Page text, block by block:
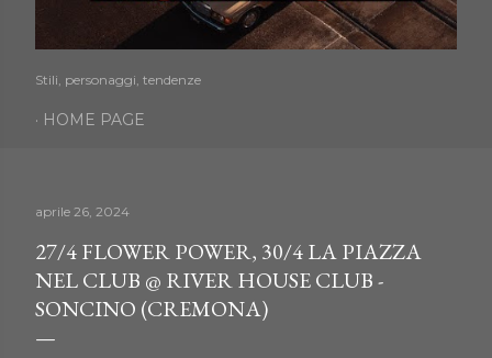
Stili, personaggi, tendenze
HOME PAGE
aprile 26, 2024
27/4 FLOWER POWER, 30/4 LA PIAZZA
NEL CLUB @ RIVER HOUSE CLUB -
SONCINO (CREMONA)